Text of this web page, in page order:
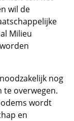
wil de
Milieu
nog
te overwegen.
wordt
en